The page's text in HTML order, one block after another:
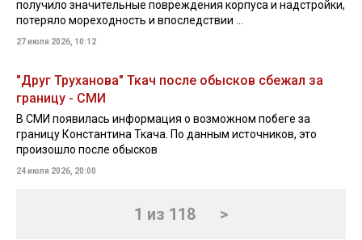
получило значительные повреждения корпуса и надстройки,
потеряло мореходность и впоследствии ...
27 июля 2026, 10:12
"Друг Труханова" Ткач после обысков сбежал за
границу - СМИ
В СМИ появилась информация о возможном побеге за
границу Константина Ткача. По данным источников, это
произошло после обысков
24 июля 2026, 20:00
1 из 118 >